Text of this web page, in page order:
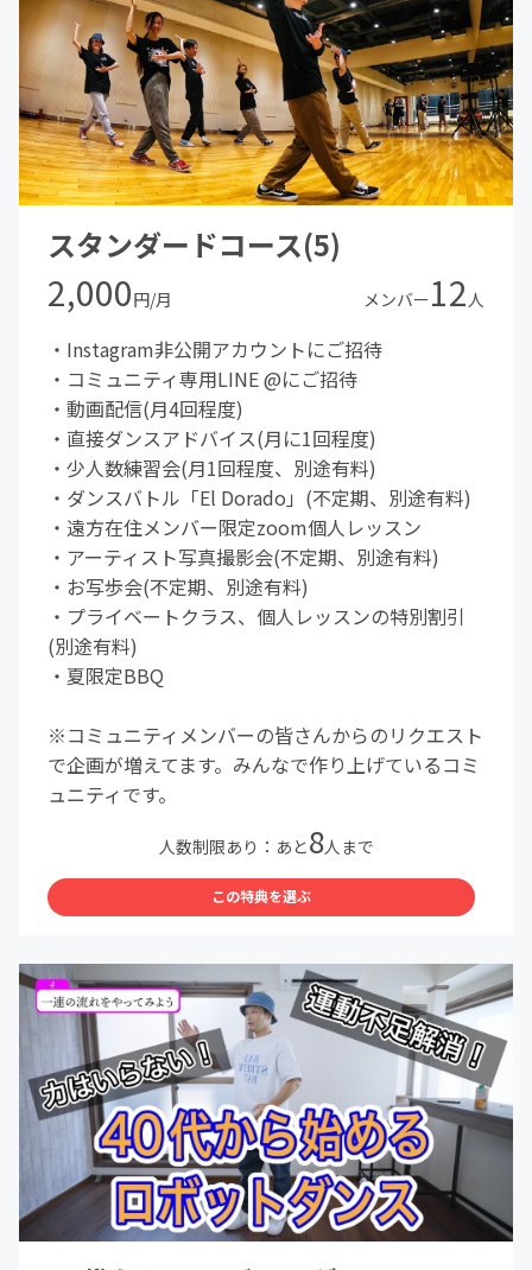
スタンダードコース(5)
2,000円/月 メンバー12 人
・Instagram非公開アカウントにご招待
・コミュニティ専用LINE @にご招待
・動画配信(月4回程度)
・直接ダンスアドバイス(月に1回程度)
・少人数練習会(月1回程度、別途有料)
・ダンスバトル「El Dorado」(不定期、別途有料)
・遠方在住メンバー限定zoom個人レッスン
・アーティスト写真撮影会(不定期、別途有料)
・お写歩会(不定期、別途有料)
・プライベートクラス、個人レッスンの特別割引
(別途有料)
・夏限定BBQ
※コミュニティメンバーの皆さんからのリクエスト
で企画が増えてます。みんなで作り上げているコミ
ュニティです。
人数制限あり：あと8人まで
この特典を選ぶ